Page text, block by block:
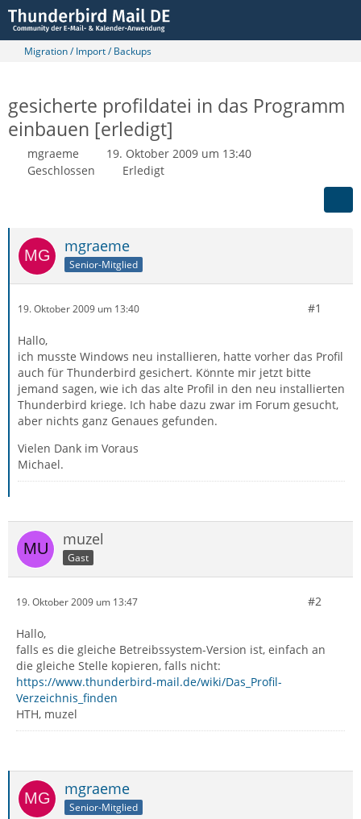
Migration / Import / Backups
gesicherte profildatei in das Programm
einbauen [erledigt]
mgraeme
19. Oktober 2009 um 13:40
Geschlossen
Erledigt
mgraeme
Senior-Mitglied
19. Oktober 2009 um 13:40 #1
Hallo,
ich musste Windows neu installieren, hatte vorher das Profil
auch für Thunderbird gesichert. Könnte mir jetzt bitte
jemand sagen, wie ich das alte Profil in den neu installierten
Thunderbird kriege. Ich habe dazu zwar im Forum gesucht,
aber nichts ganz Genaues gefunden.
Vielen Dank im Voraus
Michael.
muzel
Gast
19. Oktober 2009 um 13:47 #2
Hallo,
falls es die gleiche Betreibssystem-Version ist, einfach an
die gleiche Stelle kopieren, falls nicht:
https://www.thunderbird-mail.de/wiki/Das_Profil-
Verzeichnis_finden
HTH, muzel
mgraeme
Senior-Mitglied